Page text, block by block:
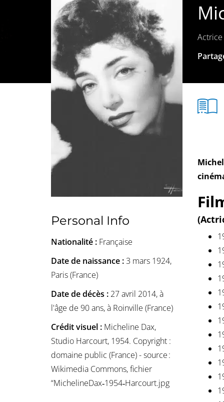
Actrice
Personal Info
Nationalité : Française
Date de naissance :3 mars 1924,
Paris (France)
Date de décès : 27 avril 2014, à
l'âge de 90 ans, à Roinville (France)
Crédit visuel : Micheline Dax,
Studio Harcourt, 1954. Copyright :
domaine public (France) - source :
Wikimedia Commons, fichier
“MichelineDax‑1954‑Harcourt.jpg